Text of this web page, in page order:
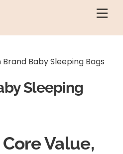
Sleeping
Value,